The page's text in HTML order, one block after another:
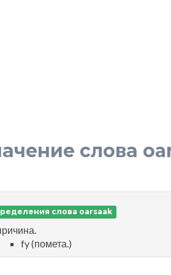
слова
слова oarsaak
fy (помета.)